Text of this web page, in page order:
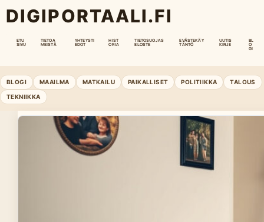
DIGIPORTAALI.FI
ETU
SIVU
TIETOA
MEISTÄ
YHTEYSTI
EDOT
HIST
ORIA
TIETOSUOJAS
ELOSTE
EVÄSTEKÄY
TÄNTÖ
UUTIS
KIRJE
BL
O
GI
BLOGI MAAILMA MATKAILU PAIKALLISET POLITIIKKA TALOUS
TEKNIIKKA